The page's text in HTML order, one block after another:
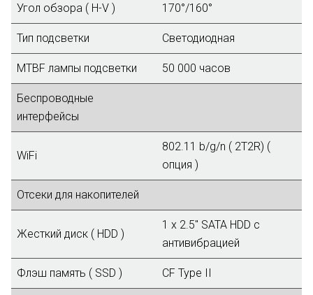
Угол обзора ( H-V ) 170°/160°
Тип подсветки Светодиодная
MTBF лампы подсветки 50 000 часов
Беспроводные
интерфейсы
WiFi
802.11 b/g/n ( 2T2R) (
опция )
Отсеки для накопителей
Жесткий диск ( HDD )
1 x 2.5" SATA HDD с
антивибрацией
Флэш память ( SSD ) CF Type II